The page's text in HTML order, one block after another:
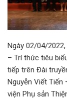
Ngày 02/04/
– Trí thức tiêu
tiếp trên Đài
Nguyễn Viết Tiến
viện Phụ sản